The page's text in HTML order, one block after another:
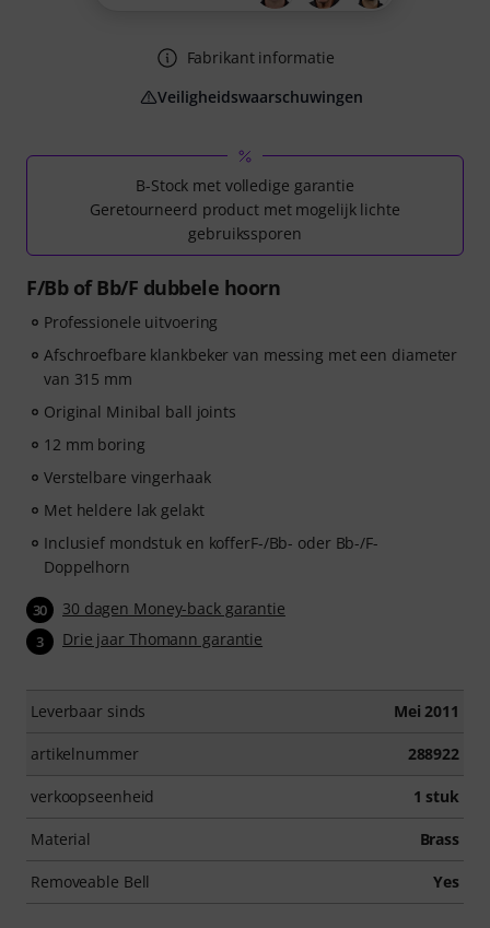
B-Stock met volledige garantie
Geretourneerd product met mogelijk lichte
gebruikssporen
F/Bb of Bb/F dubbele hoorn
Professionele uitvoering
Afschroefbare klankbeker van messing met een diameter
van 315 mm
Original Minibal ball joints
12 mm boring
Verstelbare vingerhaak
Met heldere lak gelakt
Inclusief mondstuk en kofferF-/Bb- oder Bb-/F-
Doppelhorn
30 30 dagen Money-back garantie
3 Drie jaar Thomann garantie
Leverbaar sinds Mei 2011
artikelnummer 288922
verkoopseenheid 1 stuk
Material Brass
Removeable Bell Yes
Fabrikant informatie
Veiligheidswaarschuwingen